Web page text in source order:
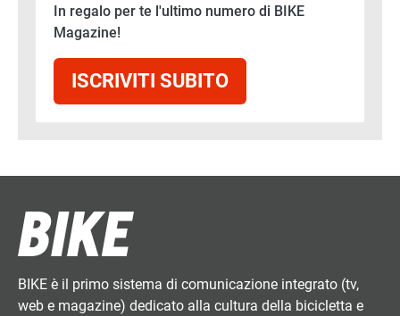
In regalo per te l'ultimo numero di BIKE
Magazine!
ISCRIVITI SUBITO
BIKE è il primo sistema di comunicazione integrato (tv,
web e magazine) dedicato alla cultura della bicicletta e